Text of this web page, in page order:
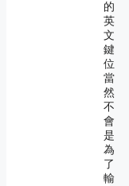
的
英
文
鍵
位
當
然
不
會
是
為
了
輸